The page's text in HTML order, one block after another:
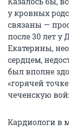
у кровных
связаны —
после 30 лет у
Екатерины,
сердцем,
был вполне
«горячей
чеченскую
Кардиологи в